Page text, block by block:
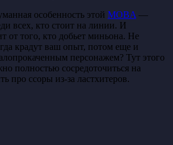
особенность этой MOBA —
всех, кто стоит на линии. И
от того, кто добьет миньона. Не
крадут ваш опыт, потом еще и
персонажем? Тут этого
полностью сосредоточиться на
про ссоры из-за ластхитеров.